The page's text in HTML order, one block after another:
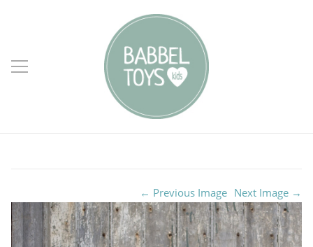
← Previous Image Next Image →